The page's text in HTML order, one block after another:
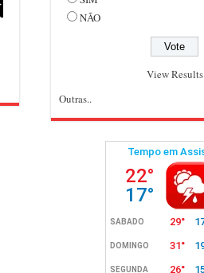
NÃO
View Results
Outras..